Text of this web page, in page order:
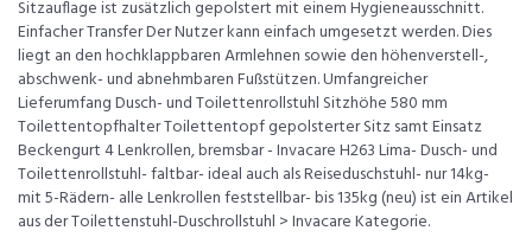
Sitzauflage ist zusätzlich gepolstert mit einem Hygieneausschnitt.
Einfacher Transfer Der Nutzer kann einfach umgesetzt werden. Dies
liegt an den hochklappbaren Armlehnen sowie den höhenverstell-,
abschwenk- und abnehmbaren Fußstützen. Umfangreicher
Lieferumfang Dusch- und Toilettenrollstuhl Sitzhöhe 580 mm
Toilettentopfhalter Toilettentopf gepolsterter Sitz samt Einsatz
Beckengurt 4 Lenkrollen, bremsbar - Invacare H263 Lima- Dusch- und
Toilettenrollstuhl- faltbar- ideal auch als Reiseduschstuhl- nur 14kg-
mit 5-Rädern- alle Lenkrollen feststellbar- bis 135kg (neu) ist ein Artikel
aus der Toilettenstuhl-Duschrollstuhl > Invacare Kategorie.